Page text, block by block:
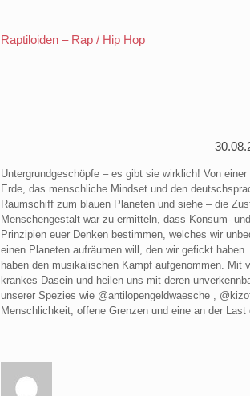
Raptiloiden – Rap / Hip Hop
Untergrundgeschöpfe – es gibt sie wirklich! Von
Erde, das menschliche Mindset und den
Raumschiff zum blauen Planeten und siehe – die
Menschengestalt war zu ermitteln, dass Konsum-
Prinzipien euer Denken bestimmen, welches wir
einen Planeten aufräumen will, den wir gefickt
haben den musikalischen Kampf aufgenommen.
krankes Dasein und heilen uns mit deren
unserer Spezies wie @antilopengeldwaesche ,
Menschlichkeit, offene Grenzen und eine an der